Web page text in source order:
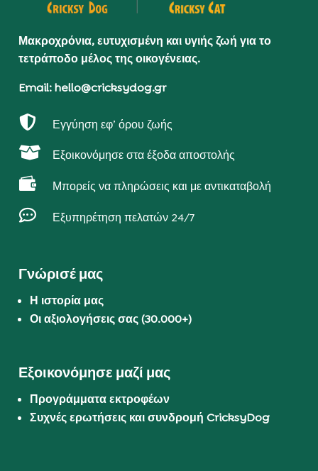
Μακροχρόνια, ευτυχισμένη και υγιής ζωή για το
τετράποδο μέλος της οικογένειας.
Email: hello@cricksydog.gr
 Εγγύηση εφ’ όρου ζωής
 Εξοικονόμησε στα έξοδα αποστολής
 Μπορείς να πληρώσεις και με αντικαταβολή
 Εξυπηρέτηση πελατών 24/7
Γνώρισέ μας
Η ιστορία μας
Οι αξιολογήσεις σας (30.000+)
Εξοικονόμησε μαζί μας
Προγράμματα εκτροφέων
Συχνές ερωτήσεις και συνδρομή CricksyDog